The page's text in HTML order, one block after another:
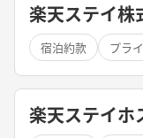
楽天ステイ株
宿泊約款 プラ
楽天ステイホ